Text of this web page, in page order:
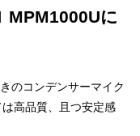
MPM1000Uに
のコンデンサーマイク
高品質、且つ安定感